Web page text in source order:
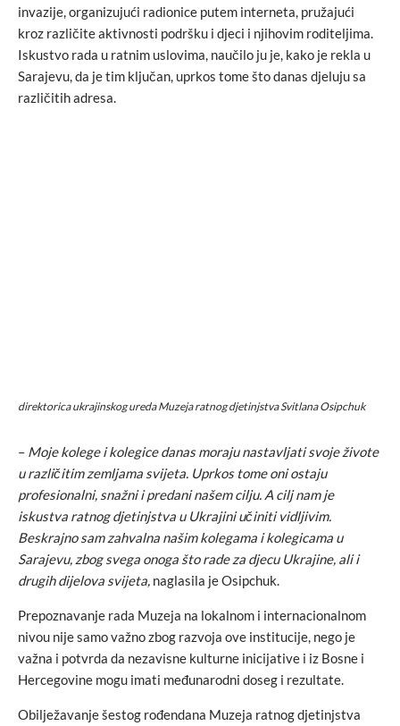
invazije, organizujući radionice putem interneta, pružajući
kroz različite aktivnosti podršku i djeci i njihovim roditeljima.
Iskustvo rada u ratnim uslovima, naučilo ju je, kako je rekla u
Sarajevu, da je tim ključan, uprkos tome što danas djeluju sa
različitih adresa.
direktorica ukrajinskog ureda Muzeja ratnog djetinjstva Svitlana Osipchuk
– Moje kolege i kolegice danas moraju nastavljati svoje živote
u različitim zemljama svijeta. Uprkos tome oni ostaju
profesionalni, snažni i predani našem cilju. A cilj nam je
iskustva ratnog djetinjstva u Ukrajini učiniti vidljivim.
Beskrajno sam zahvalna našim kolegama i kolegicama u
Sarajevu, zbog svega onoga što rade za djecu Ukrajine, ali i
drugih dijelova svijeta, naglasila je Osipchuk.
Prepoznavanje rada Muzeja na lokalnom i internacionalnom
nivou nije samo važno zbog razvoja ove institucije, nego je
važna i potvrda da nezavisne kulturne inicijative i iz Bosne i
Hercegovine mogu imati međunarodni doseg i rezultate.
Obilježavanje šestog rođendana Muzeja ratnog djetinjstva